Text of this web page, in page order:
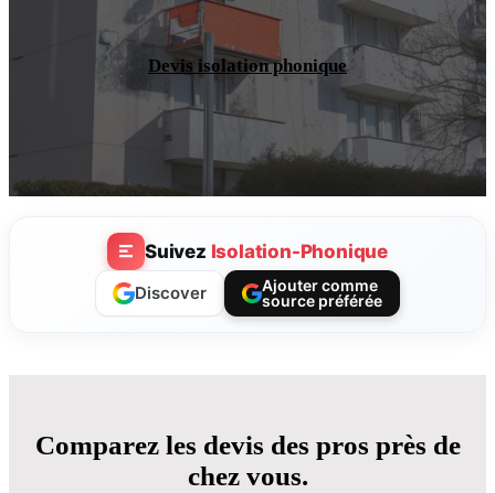
Devis isolation phonique
Suivez Isolation-Phonique
Discover
Ajouter comme
source préférée
Comparez les devis des pros près de
chez vous.